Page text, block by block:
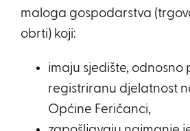
maloga gospodarstva
obrti) koji:
imaju sjedište, odnosno
registriranu djelatnost
Općine Feričanci,